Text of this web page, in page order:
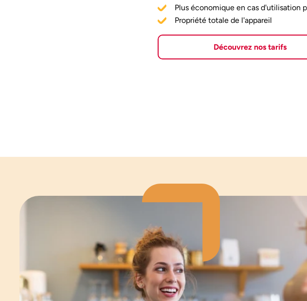
Plus économique en cas d'utilisation
Propriété totale de l'appareil
Découvrez nos tarifs